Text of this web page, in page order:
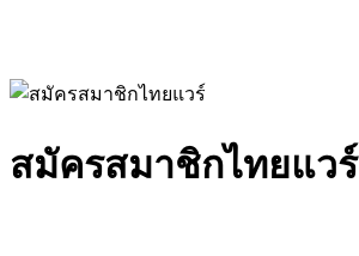
สมัครสมาชิกไทยแวร์